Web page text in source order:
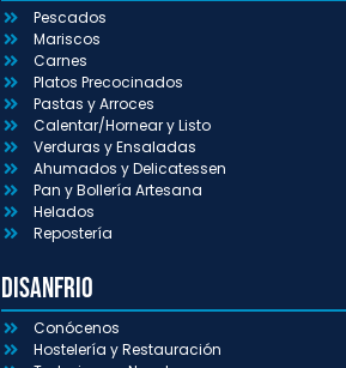
Pescados
Mariscos
Carnes
Platos Precocinados
Pastas y Arroces
Calentar/Hornear y Listo
Verduras y Ensaladas
Ahumados y Delicatessen
Pan y Bollería Artesana
Helados
Repostería
Disanfrio
Conócenos
Hostelería y Restauración